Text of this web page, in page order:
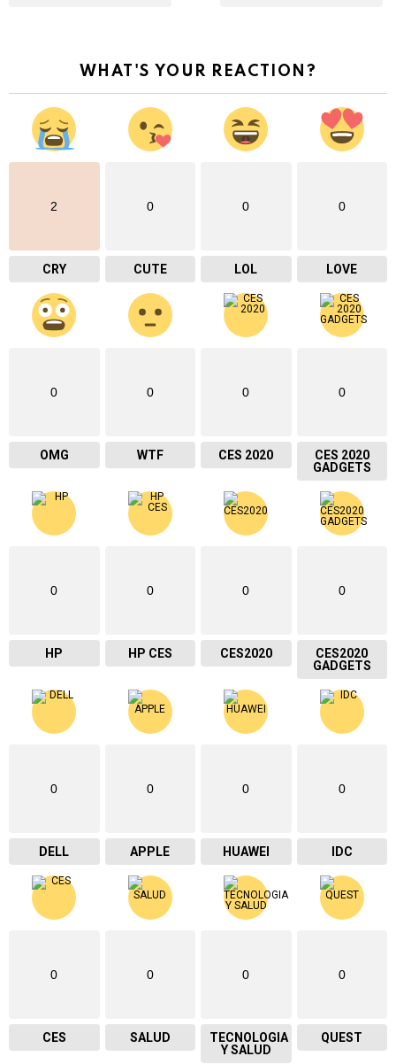
WHAT'S YOUR REACTION?
2
CRY
0
CUTE
0
LOL
0
LOVE
0
OMG
0
WTF
0
CES 2020
0
CES 2020
GADGETS
0
HP
0
HP CES
0
CES2020
0
CES2020
GADGETS
0
DELL
0
APPLE
0
HUAWEI
0
IDC
0
CES
0
SALUD
0
TECNOLOGIA
Y SALUD
0
QUEST